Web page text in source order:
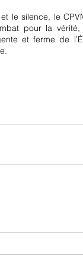
le silence, le
pour la
et ferme de